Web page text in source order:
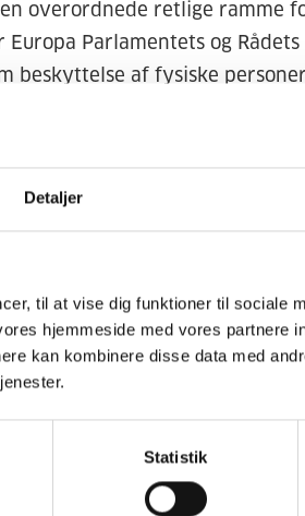
Detaljer
til at vise dig funktioner til sociale
hjemmeside med vores partnere
kan kombinere disse data med
Statistik
overordnede retlige ramme
Europa Parlamentets og
beskyttelse af fysiske
og om fri
den lov, som måtte
bestemmelser til
med behandling af
nye lov
gamle ”Persondatalov”.
spørgsmål vedrørende
overholdelse skal
& Partnere A/S.